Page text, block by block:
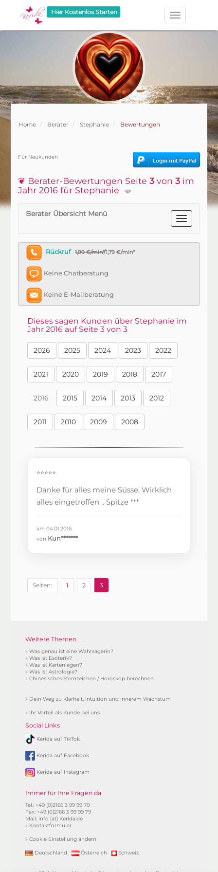
Hier Kostenlos Starten
Home Berater Stephanie Bewertungen
Für Neukunden
❦ Berater-Bewertungen Seite3 von3 im
Jahr 2016 für Stephanie
Berater Übersicht Menü
Rückruf 1,99 €/min*/1,79 €/min*
Keine Chatberatung
Keine E-Mailberatung
Dieses sagen Kunden über Stephanie im
Jahr 2016 auf Seite 3 von 3
2026 2025 2024 2023 2022
2021 2020 2019 2018 2017
2016 2015 2014 2013 2012
2011 2010 2009 2008
⭐⭐⭐⭐⭐
Danke für alles meine Süsse. Wirklich
alles eingetroffen .. Spitze ***
am 04.01.2016
von Kun*******
Seiten: 1 2 3
Weitere Themen
»Was genau ist eine Wahrsagerin?
»Was ist Esoterik?
»Was ist Kartenlegen?
»Was ist Astrologie?
»Chinesisches Sternzeichen / Horoskop berechnen
» Dein Weg zu Klarheit, Intuition und innerem Wachstum
» Ihr Vorteil als Kunde bei uns
Social Links
Kerida auf TikTok
Kerida auf Facebook
Kerida auf Instagram
Immer für Ihre Fragen da
Tel.: +49 (0)2166 3 99 99 70
Fax: +49 (0)2166 3 99 99 79
Mail: info [at] Kerida.de
» Kontaktformular
»Cookie Einstellung ändern
Deutschland Österreich Schweiz